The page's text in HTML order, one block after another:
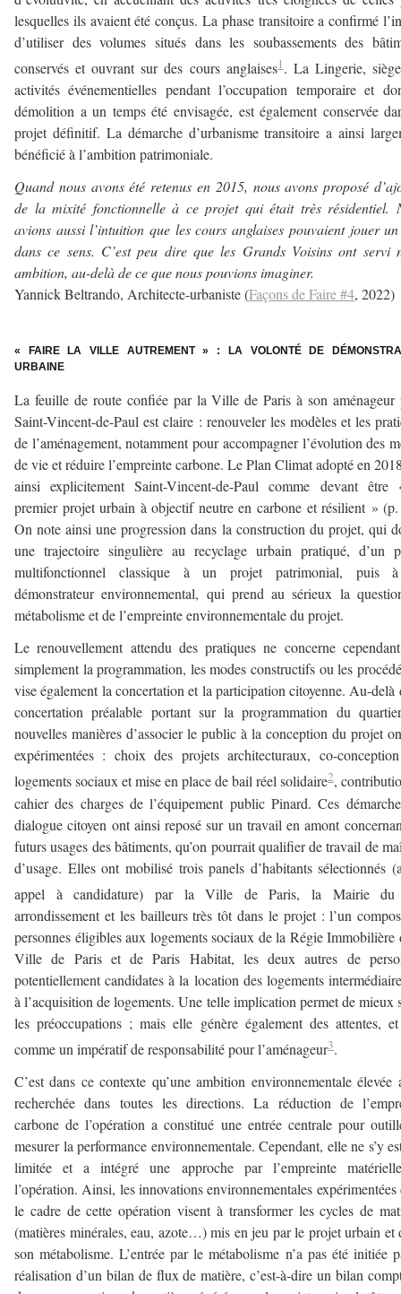
lesquelles ils avaient été conçus. La phase transitoire a confirmé
d’utiliser des volumes situés dans les soubassements des
conservés et ouvrant sur des cours anglaises1. La Lingerie,
activités événementielles pendant l’occupation temporaire et
démolition a un temps été envisagée, est également conservée
projet définitif. La démarche d’urbanisme transitoire a ainsi
bénéficié à l’ambition patrimoniale.
Quand nous avons été retenus en 2015, nous avons proposé
de la mixité fonctionnelle à ce projet qui était très résidentiel.
avions aussi l’intuition que les cours anglaises pouvaient jouer
dans ce sens. C’est peu dire que les Grands Voisins ont servi
ambition, au-delà de ce que nous pouvions imaginer.
Yannick Beltrando, Architecte-urbaniste (Façons de Faire #4, 2022)
« FAIRE LA VILLE AUTREMENT » : LA VOLONTÉ DE
URBAINE
La feuille de route confiée par la Ville de Paris à son aménageur
Saint-Vincent-de-Paul est claire : renouveler les modèles et les
de l’aménagement, notamment pour accompagner l’évolution des
de vie et réduire l’empreinte carbone. Le Plan Climat adopté en
ainsi explicitement Saint-Vincent-de-Paul comme devant
premier projet urbain à objectif neutre en carbone et résilient »
On note ainsi une progression dans la construction du projet, qui
une trajectoire singulière au recyclage urbain pratiqué, d’un
multifonctionnel classique à un projet patrimonial, puis
démonstrateur environnemental, qui prend au sérieux la
métabolisme et de l’empreinte environnementale du projet.
Le renouvellement attendu des pratiques ne concerne
simplement la programmation, les modes constructifs ou les
vise également la concertation et la participation citoyenne. Au-delà
concertation préalable portant sur la programmation du
nouvelles manières d’associer le public à la conception du projet
expérimentées : choix des projets architecturaux, co-
logements sociaux et mise en place de bail réel solidaire2,
cahier des charges de l’équipement public Pinard. Ces
dialogue citoyen ont ainsi reposé sur un travail en amont
futurs usages des bâtiments, qu’on pourrait qualifier de travail de
d’usage. Elles ont mobilisé trois panels d’habitants sélectionnés
appel à candidature) par la Ville de Paris, la Mairie
arrondissement et les bailleurs très tôt dans le projet : l’un
personnes éligibles aux logements sociaux de la Régie Immobilière
Ville de Paris et de Paris Habitat, les deux autres de
potentiellement candidates à la location des logements
à l’acquisition de logements. Une telle implication permet de mieux
les préoccupations ; mais elle génère également des attentes,
comme un impératif de responsabilité pour l’aménageur3.
C’est dans ce contexte qu’une ambition environnementale élevée
recherchée dans toutes les directions. La réduction de
carbone de l’opération a constitué une entrée centrale pour
mesurer la performance environnementale. Cependant, elle ne s’y
limitée et a intégré une approche par l’empreinte
l’opération. Ainsi, les innovations environnementales expérimentées
le cadre de cette opération visent à transformer les cycles de
(matières minérales, eau, azote…) mis en jeu par le projet urbain et
son métabolisme. L’entrée par le métabolisme n’a pas été initiée
réalisation d’un bilan de flux de matière, c’est-à-dire un bilan